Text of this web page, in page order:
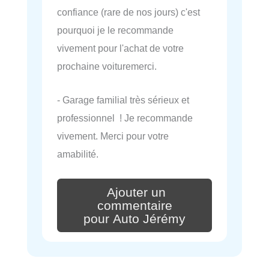
confiance (rare de nos jours) c'est
pourquoi je le recommande
vivement pour l'achat de votre
prochaine voituremerci.
- Garage familial très sérieux et
professionnel ! Je recommande
vivement. Merci pour votre
amabilité.
Ajouter un
commentaire
pour Auto Jérémy